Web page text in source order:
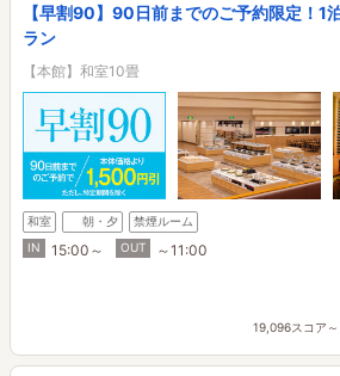
【早割90】90日前までのご予約限定！1
ラン
【本館】和室10畳
和室 朝・夕
禁煙ルーム
IN
15:00～ OUT ～11:00
19,096スコア～